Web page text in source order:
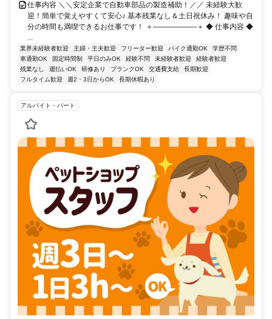
仕事内容 ＼＼安定企業で自動車部品の製造補助！／／ 未経験大歓
迎！簡単で覚えやすくて安心♪ 基本残業なし＆土日祝休み！ 趣味や自
分の時間も満喫できるお仕事です！ ＋――――――＋ ◆ 仕事内容 ◆
...
業界未経験者歓迎 主婦・主夫歓迎 フリーター歓迎 バイク通勤OK
学歴不問
車通勤OK
固定時間制 平日のみOK 経験不問 未経験者歓迎
経験者歓迎
残業なし
週払いOK 研修あり ブランクOK 交通費支給
長期歓迎
フルタイム歓迎
週2・3日からOK 長期休暇あり
アルバイト・パート